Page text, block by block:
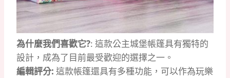
為什麼我們喜歡它?: 這款公主城堡帳篷具有獨特的
設計，成為了目前最受歡迎的選擇之一。
編輯評分: 這款帳篷還具有多種功能，可以作為玩樂